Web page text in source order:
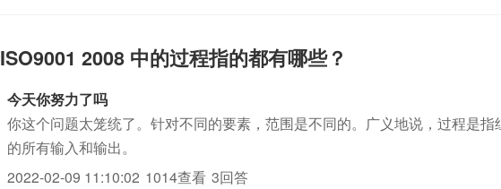
ISO9001 2008 中的过程指的都有哪些？
今天你努力了吗
你这个问题太笼统了。针对不同的要素，范围是不同的。广义地说，过程是指
的所有输入和输出。
2022-02-09 11:10:02 1014查看 3回答